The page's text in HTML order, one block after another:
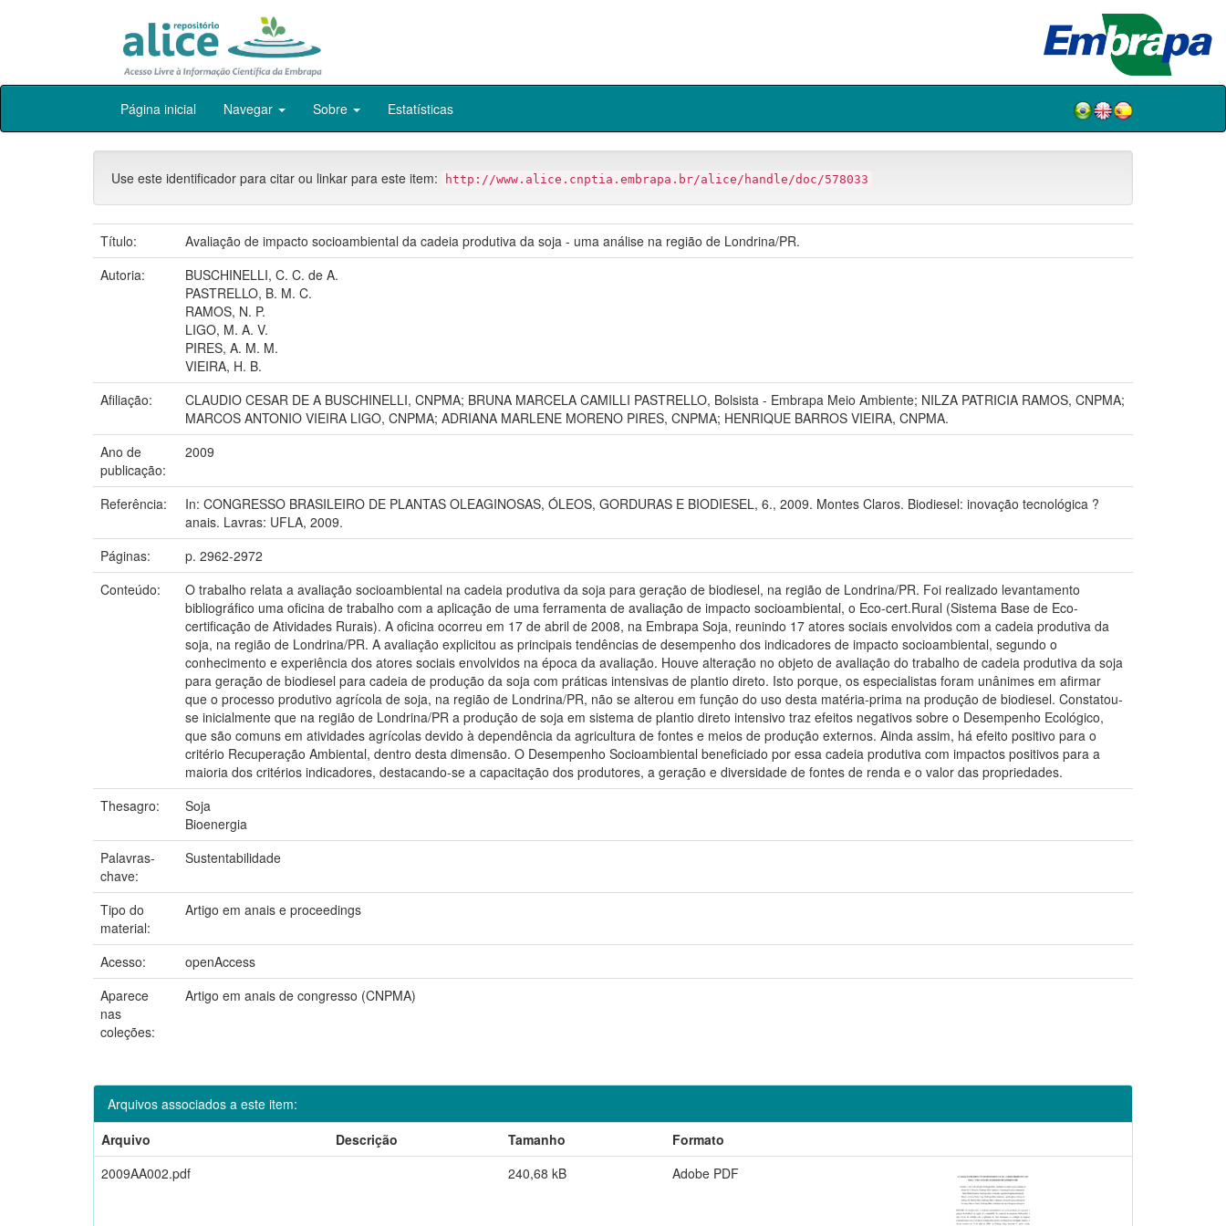
Skip
Página inicial Navegar Sobre Estatísticas
Use este identificador para citar ou linkar para este item: http://www.alice.cnptia.embrapa.br/alice/handle/doc/578033
Título:
Avaliação de impacto socioambiental da cadeia produtiva da soja - uma análise na região de Londrina/PR.
Autoria:
BUSCHINELLI, C. C. de A.
PASTRELLO, B. M. C.
RAMOS, N. P.
LIGO, M. A. V.
PIRES, A. M. M.
VIEIRA, H. B.
Afiliação:
CLAUDIO CESAR DE A BUSCHINELLI, CNPMA; BRUNA MARCELA CAMILLI PASTRELLO, Bolsista - Embrapa Meio Ambiente; NILZA PATRICIA RAMOS, CNPMA;
MARCOS ANTONIO VIEIRA LIGO, CNPMA; ADRIANA MARLENE MORENO PIRES, CNPMA; HENRIQUE BARROS VIEIRA, CNPMA.
Ano de
publicação:
2009
Referência:
In: CONGRESSO BRASILEIRO DE PLANTAS OLEAGINOSAS, ÓLEOS, GORDURAS E BIODIESEL, 6., 2009. Montes Claros. Biodiesel: inovação tecnológica ?
anais. Lavras: UFLA, 2009.
Páginas:
p. 2962-2972
Conteúdo:
O trabalho relata a avaliação socioambiental na cadeia produtiva da soja para geração de biodiesel, na região de Londrina/PR. Foi realizado levantamento
bibliográfico uma oficina de trabalho com a aplicação de uma ferramenta de avaliação de impacto socioambiental, o Eco-cert.Rural (Sistema Base de Eco-
certificação de Atividades Rurais). A oficina ocorreu em 17 de abril de 2008, na Embrapa Soja, reunindo 17 atores sociais envolvidos com a cadeia produtiva da
soja, na região de Londrina/PR. A avaliação explicitou as principais tendências de desempenho dos indicadores de impacto socioambiental, segundo o
conhecimento e experiência dos atores sociais envolvidos na época da avaliação. Houve alteração no objeto de avaliação do trabalho de cadeia produtiva da soja
para geração de biodiesel para cadeia de produção da soja com práticas intensivas de plantio direto. Isto porque, os especialistas foram unânimes em afirmar
que o processo produtivo agrícola de soja, na região de Londrina/PR, não se alterou em função do uso desta matéria-prima na produção de biodiesel. Constatou-
se inicialmente que na região de Londrina/PR a produção de soja em sistema de plantio direto intensivo traz efeitos negativos sobre o Desempenho Ecológico,
que são comuns em atividades agrícolas devido à dependência da agricultura de fontes e meios de produção externos. Ainda assim, há efeito positivo para o
critério Recuperação Ambiental, dentro desta dimensão. O Desempenho Socioambiental beneficiado por essa cadeia produtiva com impactos positivos para a
maioria dos critérios indicadores, destacando-se a capacitação dos produtores, a geração e diversidade de fontes de renda e o valor das propriedades.
Thesagro:
Soja
Bioenergia
Palavras-
chave:
Sustentabilidade
Tipo do
material:
Artigo em anais e proceedings
Acesso:
openAccess
Aparece
nas
coleções:
Artigo em anais de congresso (CNPMA)
Arquivos associados a este item:
Arquivo
Descrição Tamanho
Formato
2009AA002.pdf
240,68 kB Adobe PDF